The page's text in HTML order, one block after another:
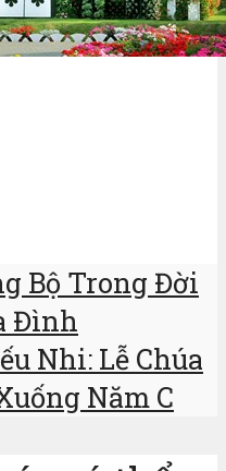
Bộ Trong Đời
Đình
Nhi: Lễ Chúa
Năm C